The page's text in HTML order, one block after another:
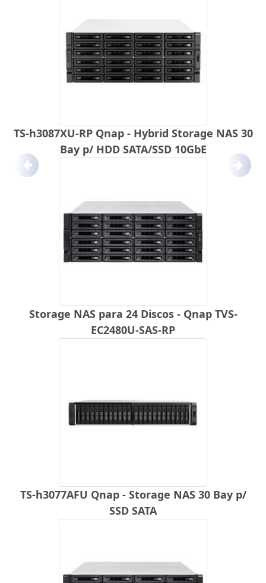
TS-h3087XU-RP Qnap - Hybrid Storage NAS 30
Bay p/ HDD SATA/SSD 10GbE
Storage NAS para 24 Discos - Qnap TVS-
EC2480U-SAS-RP
TS-h3077AFU Qnap - Storage NAS 30 Bay p/
SSD SATA
Anterior